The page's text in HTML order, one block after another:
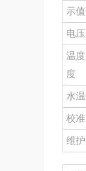
示
电
温
度
水
校
维